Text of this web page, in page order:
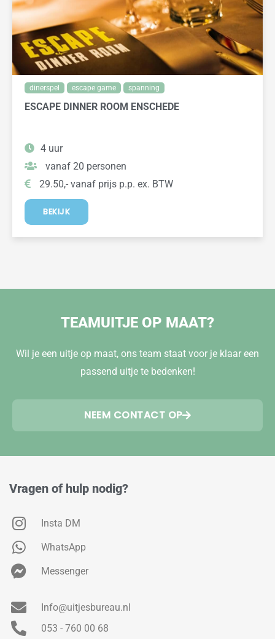
dinerspel escape game spanning
ESCAPE DINNER ROOM ENSCHEDE
4 uur
vanaf 20 personen
29.50,- vanaf prijs p.p. ex. BTW
BEKIJK
TEAMUITJE OP MAAT?
Wil je een uitje op maat, ons team staat voor je klaar een
passend uitje te bedenken!
NEEM CONTACT OP
Vragen of hulp nodig?
Insta DM
WhatsApp
Messenger
Info@uitjesbureau.nl
053 - 760 00 68